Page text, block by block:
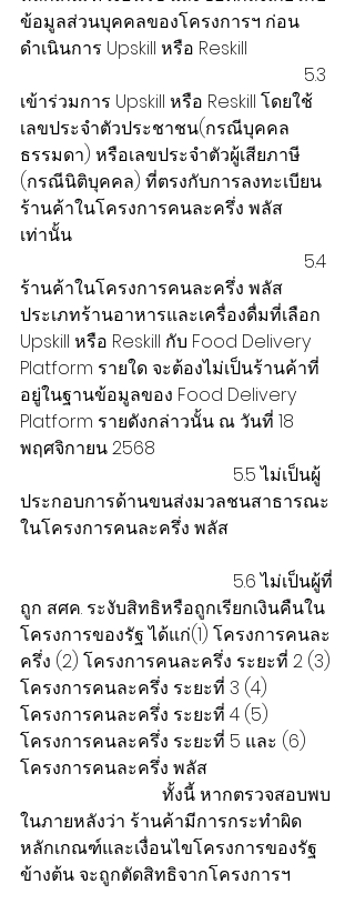
ข้อมูลส่วนบุคคลของโครงการฯ ก่อน
ดำเนินการ Upskill หรือ Reskill
5.3
เข้าร่วมการ Upskill หรือ Reskill โดยใช้
เลขประจำตัวประชาชน(กรณีบุคคล
ธรรมดา) หรือเลขประจำตัวผู้เสียภาษี
(กรณีนิติบุคคล) ที่ตรงกับการลงทะเบียน
ร้านค้าในโครงการคนละครึ่ง พลัส
เท่านั้น
5.4
ร้านค้าในโครงการคนละครึ่ง พลัส
ประเภทร้านอาหารและเครื่องดื่มที่เลือก
Upskill หรือ Reskill กับ Food Delivery
Platform รายใด จะต้องไม่เป็นร้านค้าที่
อยู่ในฐานข้อมูลของ Food Delivery
Platform รายดังกล่าวนั้น ณ วันที่ 18
พฤศจิกายน 2568
5.5 ไม่เป็นผู้
ประกอบการด้านขนส่งมวลชนสาธารณะ
ในโครงการคนละครึ่ง พลัส
ถูก สศค. ระงับสิทธิหรือถูกเรียกเงินคืนใน
โครงการของรัฐ ได้แก่(1) โครงการคนละ
ครึ่ง (2) โครงการคนละครึ่ง ระยะที่ 2 (3)
โครงการคนละครึ่ง ระยะที่ 3 (4)
โครงการคนละครึ่ง ระยะที่ 4 (5)
โครงการคนละครึ่ง ระยะที่ 5 และ (6)
โครงการคนละครึ่ง พลัส
ทั้งนี้ หากตรวจสอบพบ
ในภายหลังว่า ร้านค้ามีการกระทำผิด
หลักเกณฑ์และเงื่อนไขโครงการของรัฐ
ข้างต้น จะถูกตัดสิทธิจากโครงการฯ